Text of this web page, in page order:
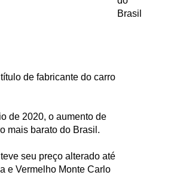
de fabricante do carro
de 2020, o aumento de
mais barato do Brasil.
seu preço alterado até
e Vermelho Monte Carlo